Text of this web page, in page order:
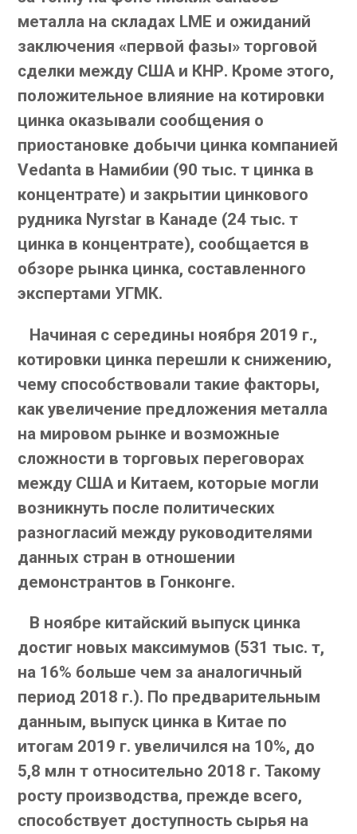
металла на складах LME и ожиданий
заключения «первой фазы» торговой
сделки между США и КНР. Кроме этого,
положительное влияние на котировки
цинка оказывали сообщения о
приостановке добычи цинка компанией
Vedanta в Намибии (90 тыс. т цинка в
концентрате) и закрытии цинкового
рудника Nyrstar в Канаде (24 тыс. т
цинка в концентрате), сообщается в
обзоре рынка цинка, составленного
экспертами УГМК.
Начиная с середины ноября 2019 г.,
котировки цинка перешли к снижению,
чему способствовали такие факторы,
как увеличение предложения металла
на мировом рынке и возможные
сложности в торговых переговорах
между США и Китаем, которые могли
возникнуть после политических
разногласий между руководителями
данных стран в отношении
демонстрантов в Гонконге.
В ноябре китайский выпуск цинка
достиг новых максимумов (531 тыс. т,
на 16% больше чем за аналогичный
период 2018 г.). По предварительным
данным, выпуск цинка в Китае по
итогам 2019 г. увеличился на 10%, до
5,8 млн т относительно 2018 г. Такому
росту производства, прежде всего,
способствует доступность сырья на